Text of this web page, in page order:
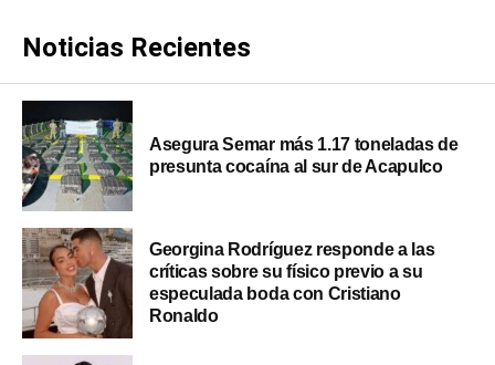
Noticias Recientes
Asegura Semar más 1.17 toneladas de
presunta cocaína al sur de Acapulco
Georgina Rodríguez responde a las
críticas sobre su físico previo a su
especulada boda con Cristiano
Ronaldo